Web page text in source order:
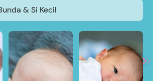
& Si Kecil